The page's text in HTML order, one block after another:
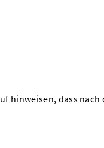
hinweisen, dass